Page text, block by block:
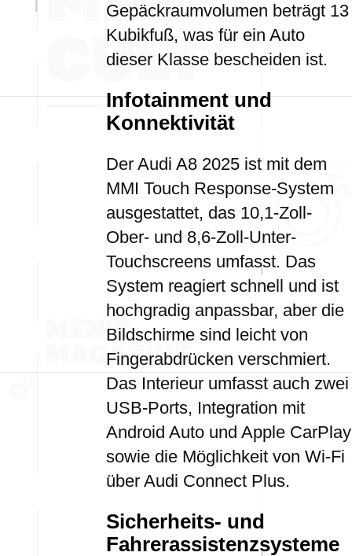
Gepäckraumvolumen beträgt 13
Kubikfuß, was für ein Auto
dieser Klasse bescheiden ist.
Infotainment und
Konnektivität
Der Audi A8 2025 ist mit dem
MMI Touch Response-System
ausgestattet, das 10,1-Zoll-
Ober- und 8,6-Zoll-Unter-
Touchscreens umfasst. Das
System reagiert schnell und ist
hochgradig anpassbar, aber die
Bildschirme sind leicht von
Fingerabdrücken verschmiert.
Das Interieur umfasst auch zwei
USB-Ports, Integration mit
Android Auto und Apple CarPlay
sowie die Möglichkeit von Wi-Fi
über Audi Connect Plus.
Sicherheits- und
Fahrerassistenzsysteme